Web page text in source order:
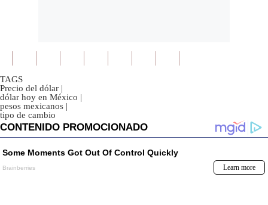
TAGS
Precio del dólar |
dólar hoy en México |
pesos mexicanos |
tipo de cambio